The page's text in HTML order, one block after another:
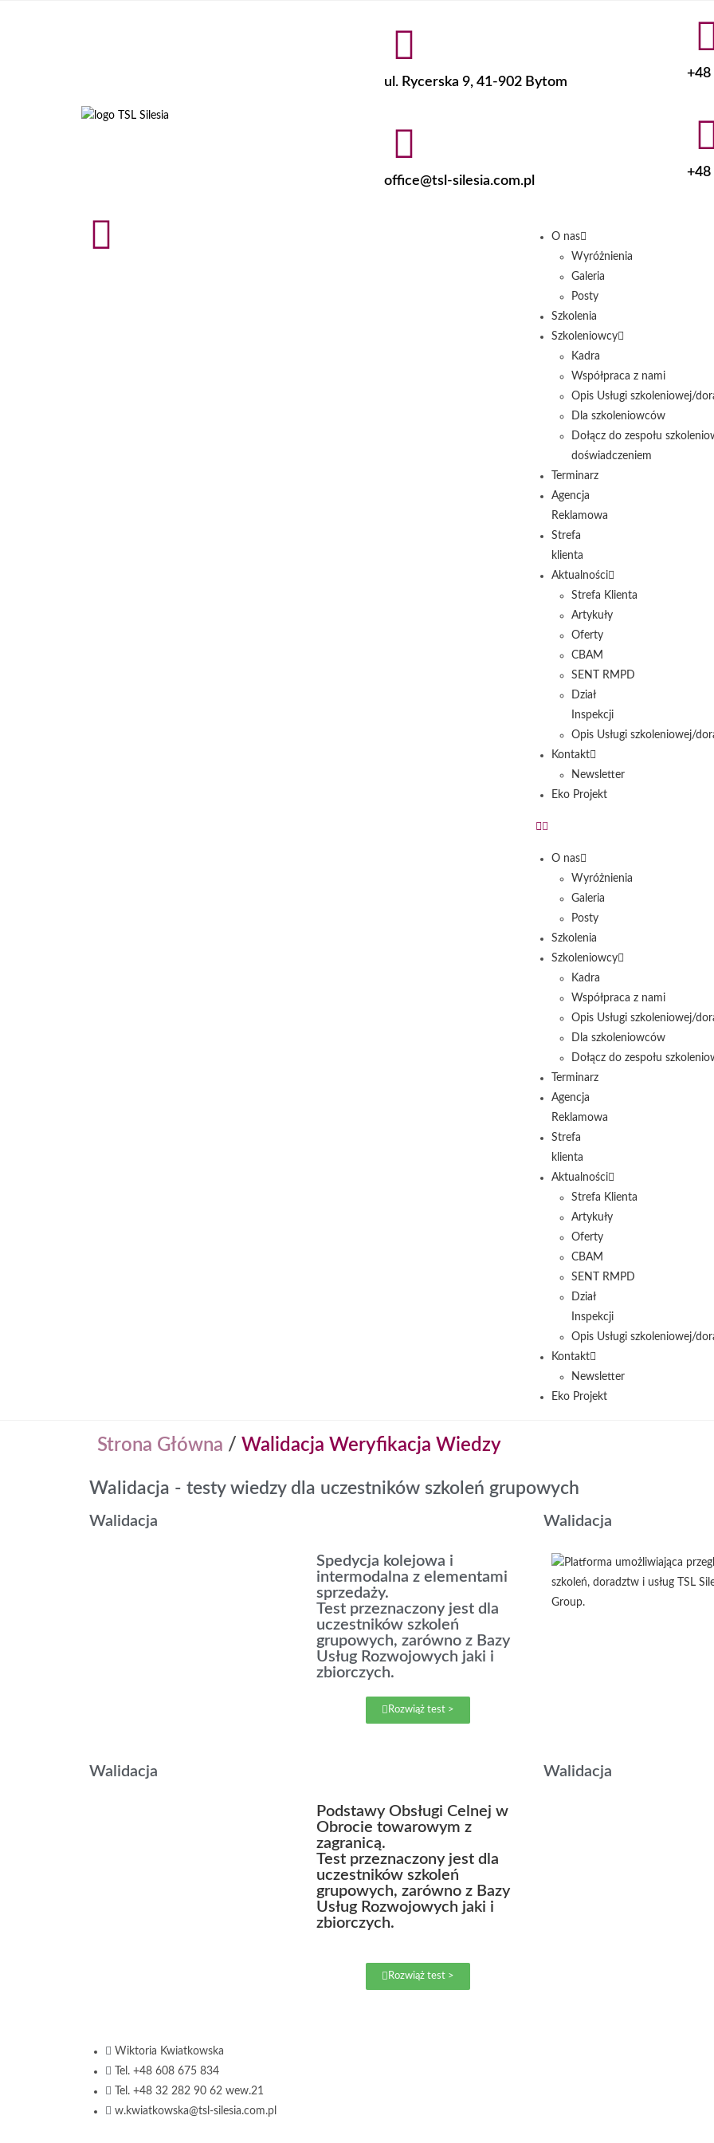
ul. Rycerska 9, 41-902 Bytom
office@tsl-silesia.com.pl
+48
+48
O nas
Wyróżnienia
Galeria
Posty
Szkolenia
Szkoleniowcy
Kadra
Współpraca z nami
Opis Usługi szkoleniowej/
Dla szkoleniowców
Dołącz do zespołu
doświadczeniem
Terminarz
Agencja
Reklamowa
Strefa
klienta
Aktualności
Strefa Klienta
Artykuły
Oferty
CBAM
SENT RMPD
Dział
Inspekcji
Opis Usługi szkoleniowej/
Kontakt
Newsletter
Eko Projekt
O nas
Wyróżnienia
Galeria
Posty
Szkolenia
Szkoleniowcy
Kadra
Współpraca z nami
Opis Usługi szkoleniowej/
Dla szkoleniowców
Dołącz do zespołu
Terminarz
Agencja
Reklamowa
Strefa
klienta
Aktualności
Strefa Klienta
Artykuły
Oferty
CBAM
SENT RMPD
Dział
Inspekcji
Opis Usługi szkoleniowej/
Kontakt
Newsletter
Eko Projekt
Strona Główna / Walidacja Weryfikacja Wiedzy
Walidacja - testy wiedzy dla uczestników szkoleń grupowych
Walidacja
Spedycja kolejowa i
intermodalna z elementami
sprzedaży.
Test przeznaczony jest dla
uczestników szkoleń
grupowych, zarówno z Bazy
Usług Rozwojowych jaki i
zbiorczych.
Rozwiąż test >
Walidacja
Walidacja
Podstawy Obsługi Celnej w
Obrocie towarowym z
zagranicą.
Test przeznaczony jest dla
uczestników szkoleń
grupowych, zarówno z Bazy
Usług Rozwojowych jaki i
zbiorczych.
Rozwiąż test >
Walidacja
Wiktoria Kwiatkowska
Tel. +48 608 675 834
Tel. +48 32 282 90 62 wew.21
w.kwiatkowska@tsl-silesia.com.pl